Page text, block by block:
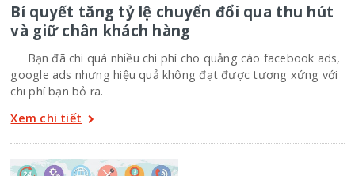
Bí quyết tăng tỷ lệ chuyển đổi qua thu hút
và giữ chân khách hàng
Bạn đã chi quá nhiều chi phí cho quảng cáo facebook ads,
google ads nhưng hiệu quả không đạt được tương xứng với
chi phí bạn bỏ ra.
Xem chi tiết